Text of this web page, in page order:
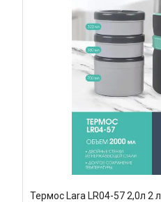
Термос Lara LR04-57 2,0л 2 л